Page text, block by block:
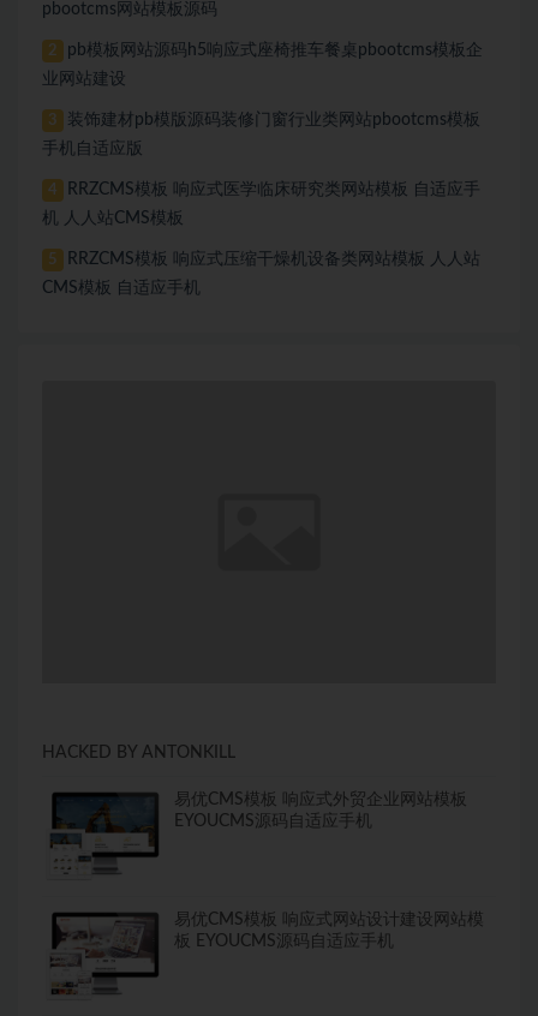
pbootcms网站模板源码
2
pb模板网站源码h5响应式座椅推车餐桌pbootcms模板企
业网站建设
3
装饰建材pb模版源码装修门窗行业类网站pbootcms模板
手机自适应版
4
RRZCMS模板 响应式医学临床研究类网站模板 自适应手
机 人人站CMS模板
5
RRZCMS模板 响应式压缩干燥机设备类网站模板 人人站
CMS模板 自适应手机
HACKED BY ANTONKILL
易优CMS模板 响应式外贸企业网站模板
EYOUCMS源码自适应手机
易优CMS模板 响应式网站设计建设网站模
板 EYOUCMS源码自适应手机